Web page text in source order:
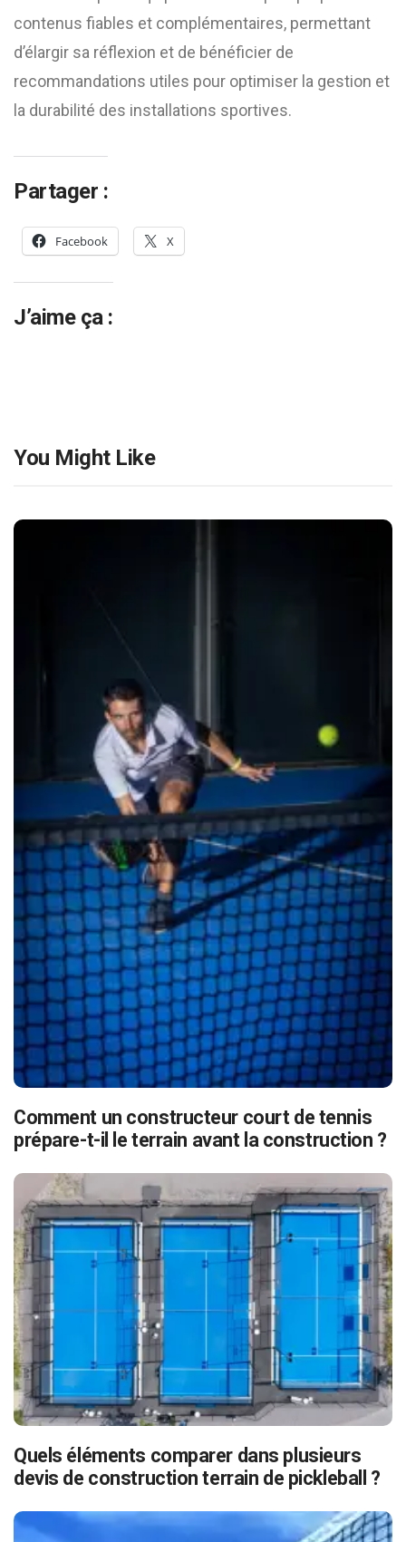
contenus fiables et complémentaires, permettant
d’élargir sa réflexion et de bénéficier de
recommandations utiles pour optimiser la gestion et
la durabilité des installations sportives.
Partager :
Facebook X
J’aime ça :
You Might Like
Comment un constructeur court de tennis
prépare-t-il le terrain avant la construction ?
Quels éléments comparer dans plusieurs
devis de construction terrain de pickleball ?